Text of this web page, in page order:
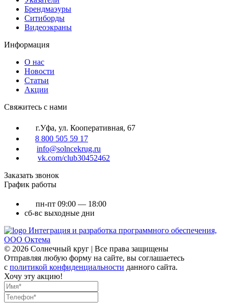
Брендмаэуры
Ситиборды
Видеоэкраны
Информация
О нас
Новости
Статьи
Акции
Cвяжитесь с нами
г.Уфа, ул. Кооперативная, 67
8 800 505 59 17
info@solncekrug.ru
vk.com/club30452462
Заказать звонок
График работы
пн-пт 09:00 — 18:00
сб-вс выходные дни
Интеграция и разработка программного обеспечения,
ООО Октема
© 2026 Солнечный круг | Все права защищены
Отправляя любую форму на сайте, вы соглашаетесь
с политикой конфиденциальности данного сайта.
Хочу эту акцию!